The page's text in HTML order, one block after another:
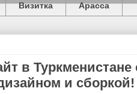
Визитка Арасса
в Туркменистане
и сборкой!